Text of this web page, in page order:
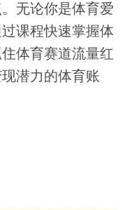
无论你是体育爱
课程快速掌握体
体育赛道流量红
潜力的体育账